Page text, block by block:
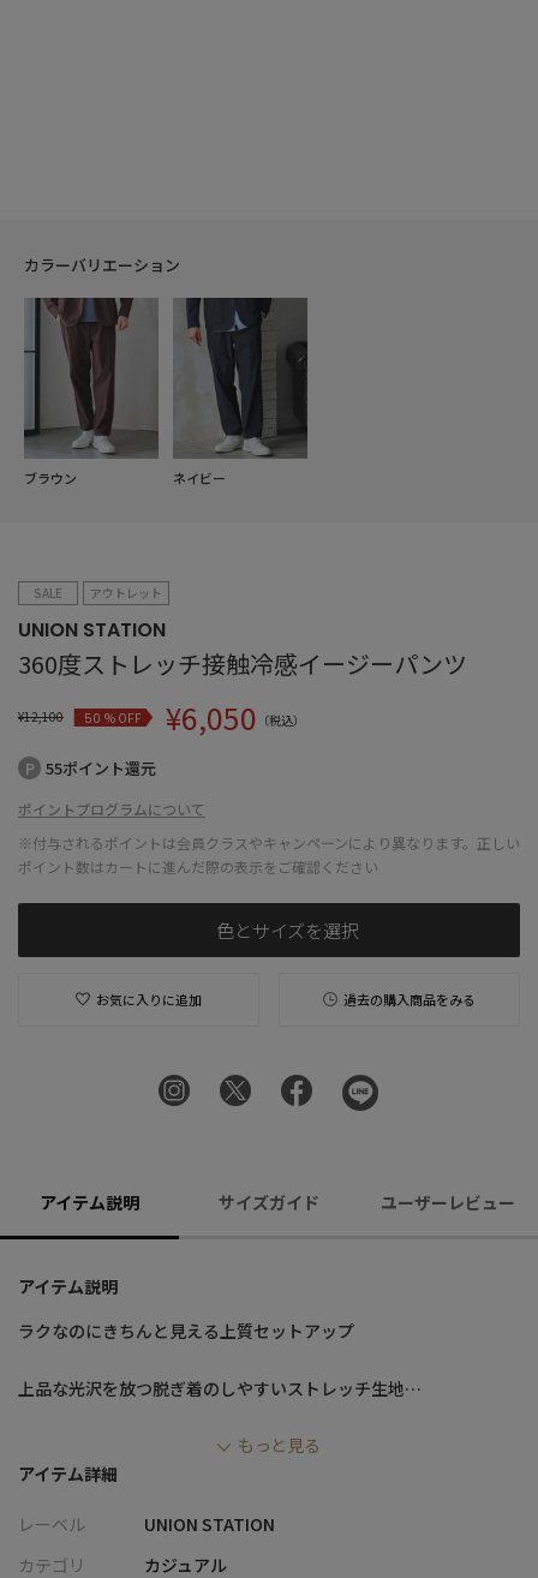
カラーバリエーション
ブラウン ネイビー
SALE アウトレット
UNION STATION
360度ストレッチ接触冷感イージーパンツ
¥12,100 50% OFF ¥6,050 （税込）
55ポイント還元
ポイントプログラムについて
※付与されるポイントは会員クラスやキャンペーンにより異なります。正しい
ポイント数はカートに進んだ際の表示をご確認ください
色とサイズを選択
お気に入りに追加 過去の購入商品をみる
アイテム説明 サイズガイド ユーザーレビュー
アイテム説明
ラクなのにきちんと見える上質セットアップ
上品な光沢を放つ脱ぎ着のしやすいストレッチ生地
３６０度ストレッチによる抜群な快適性、暑い日にも快適に着用
いただける接触冷感機能も備えたハイパフォーマンスシティウエ
休日スタイルからきれいめオフィスカジュアルまで幅広いシーン
でマルチに活躍します。
もっと見る
アイテム詳細
レーベル
UNION STATION
カテゴリ
カジュアル